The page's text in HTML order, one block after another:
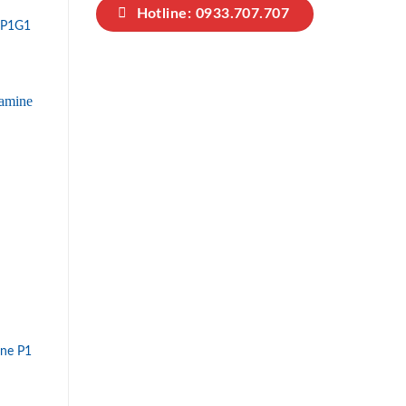
Hotline: 0933.707.707
P1